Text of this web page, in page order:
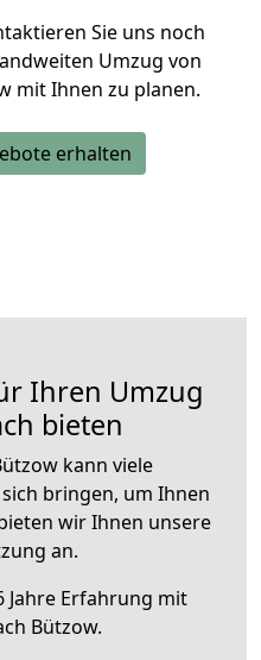
Sie uns noch
Umzug von
mit Ihnen zu planen.
erhalten
Ihren Umzug
bieten
kann viele
bringen, um Ihnen
wir Ihnen unsere
an.
Jahre Erfahrung mit
Bützow.